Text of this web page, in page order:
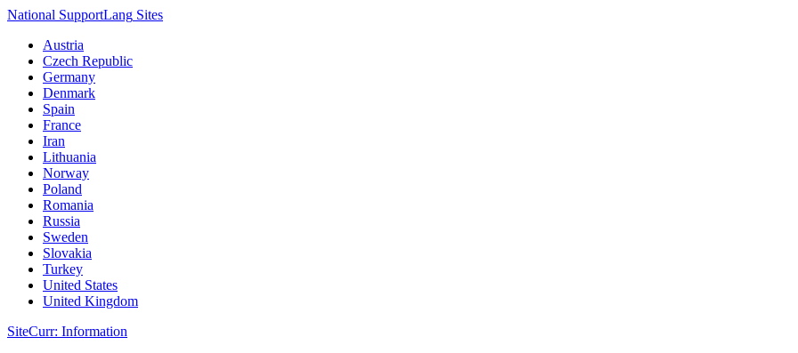
National SupportLang Sites
Austria
Czech Republic
Germany
Denmark
Spain
France
Iran
Lithuania
Norway
Poland
Romania
Russia
Sweden
Slovakia
Turkey
United States
United Kingdom
SiteCurr: Information